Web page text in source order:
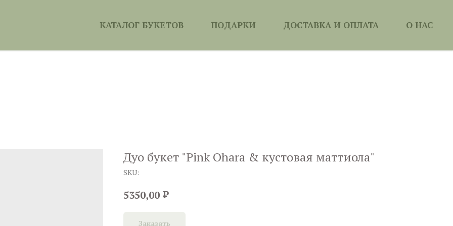
КАТАЛОГ БУКЕТОВ ПОДАРКИ ДОСТАВКА И ОПЛАТА О НАС
Дуо букет "Pink Ohara & кустовая маттиола"
SKU:
5350,00 ₽
Заказать